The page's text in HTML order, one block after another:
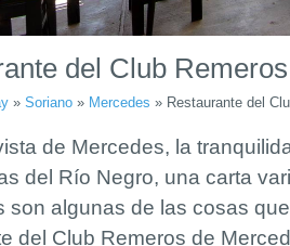
del Club
» Soriano » Mercedes » Restaurante del
de Mercedes, la
del Río Negro, una carta
son algunas de las cosas
del Club Remeros de